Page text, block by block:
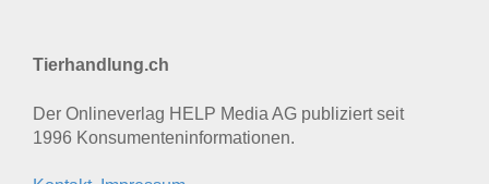
Tierhandlung.ch
Der Onlineverlag HELP Media AG publiziert seit
1996 Konsumenten­informationen.